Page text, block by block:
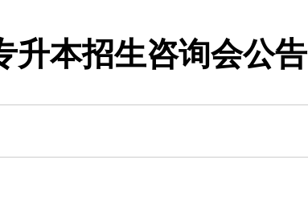
升本招生咨询会公告